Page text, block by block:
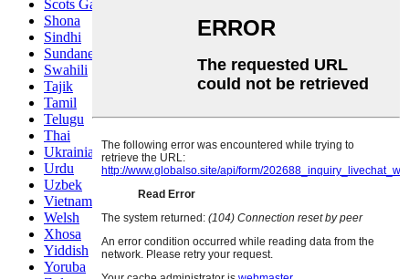
Scots Gaelic
Shona
Sindhi
Sundanese
Swahili
Tajik
Tamil
Telugu
Thai
Ukrainian
Urdu
Uzbek
Vietnamese
Welsh
Xhosa
Yiddish
Yoruba